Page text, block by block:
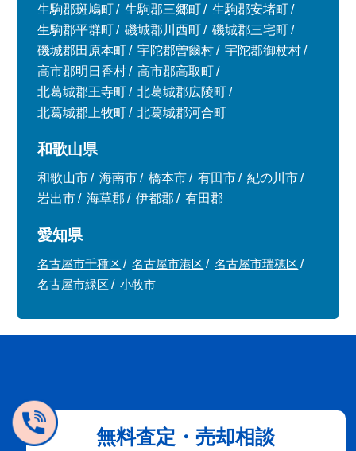
生駒郡斑鳩町
生駒郡三郷町
生駒郡安堵町
生駒郡平群町
磯城郡川西町
磯城郡三宅町
磯城郡田原本町
宇陀郡曽爾村
宇陀郡御杖村
高市郡明日香村
高市郡高取町
北葛城郡王寺町
北葛城郡広陵町
北葛城郡上牧町
北葛城郡河合町
和歌山県
和歌山市 海南市 橋本市 有田市
紀の川市
岩出市
海草郡 伊都郡 有田郡
愛知県
名古屋市千種区 名古屋市港区
名古屋市瑞穂区
名古屋市緑区
小牧市
無料査定・売却相談